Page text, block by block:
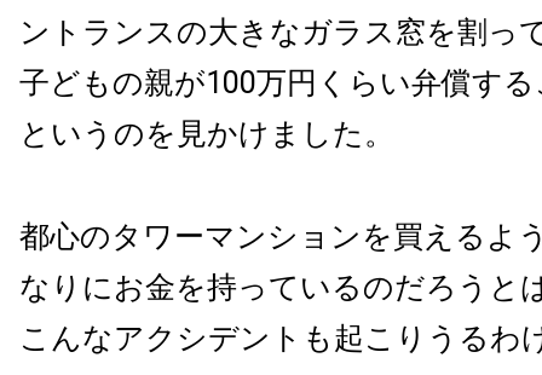
ントランスの大きなガラス窓を割っ
子どもの親が100万円くらい弁償す
というのを見かけました。
都心のタワーマンションを買えるよ
なりにお金を持っているのだろうと
こんなアクシデントも起こりうるわ